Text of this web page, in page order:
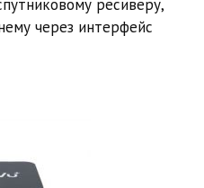
ресиверу,
через интерфейс